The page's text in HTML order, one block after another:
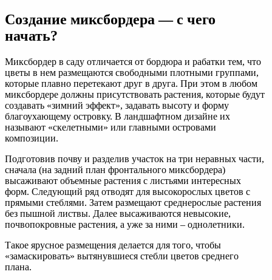
Создание миксбордера — с чего
начать?
Миксбордер в саду отличается от бордюра и рабатки тем, что
цветы в нем размещаются свободными плотными группами,
которые плавно перетекают друг в друга. При этом в любом
миксбордере должны присутствовать растения, которые будут
создавать «зимний эффект», задавать высоту и форму
благоухающему островку. В ландшафтном дизайне их
называют «скелетными» или главными островами
композиции.
Подготовив почву и разделив участок на три неравных части,
сначала (на задний план фронтального миксбордера)
высаживают объемные растения с листьями интересных
форм. Следующий ряд отводят для высокорослых цветов с
прямыми стеблями. Затем размещают среднерослые растения
без пышной листвы. Далее высаживаются невысокие,
почвопокровные растения, а уже за ними – однолетники.
Такое ярусное размещения делается для того, чтобы
«замаскировать» вытянувшиеся стебли цветов среднего
плана.